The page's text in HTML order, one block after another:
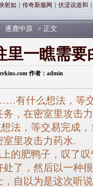
射如 传奇新服网 伏湜说道和
逐鹿中原 > 正文
里一瞧需要
作者：admin
有什么想法，等
，在密室里攻击
，等交易完成，
里攻击力药水.
的肥鸭子，叹了
了，然后以一种
自以为是这次听